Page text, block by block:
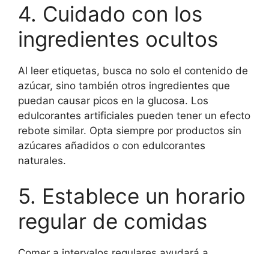
4. Cuidado con los
ingredientes ocultos
Al leer etiquetas, busca no solo el contenido de
azúcar, sino también otros ingredientes que
puedan causar picos en la glucosa. Los
edulcorantes artificiales pueden tener un efecto
rebote similar. Opta siempre por productos sin
azúcares añadidos o con edulcorantes
naturales.
5. Establece un horario
regular de comidas